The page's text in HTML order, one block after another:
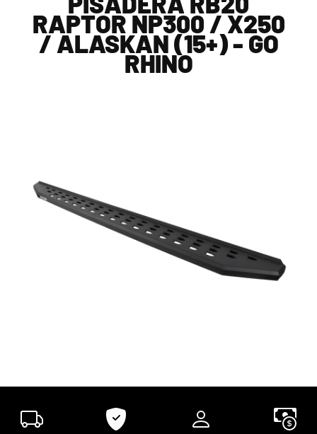
RAPTOR NP300 / X250
/ ALASKAN (15+) - GO
RHINO